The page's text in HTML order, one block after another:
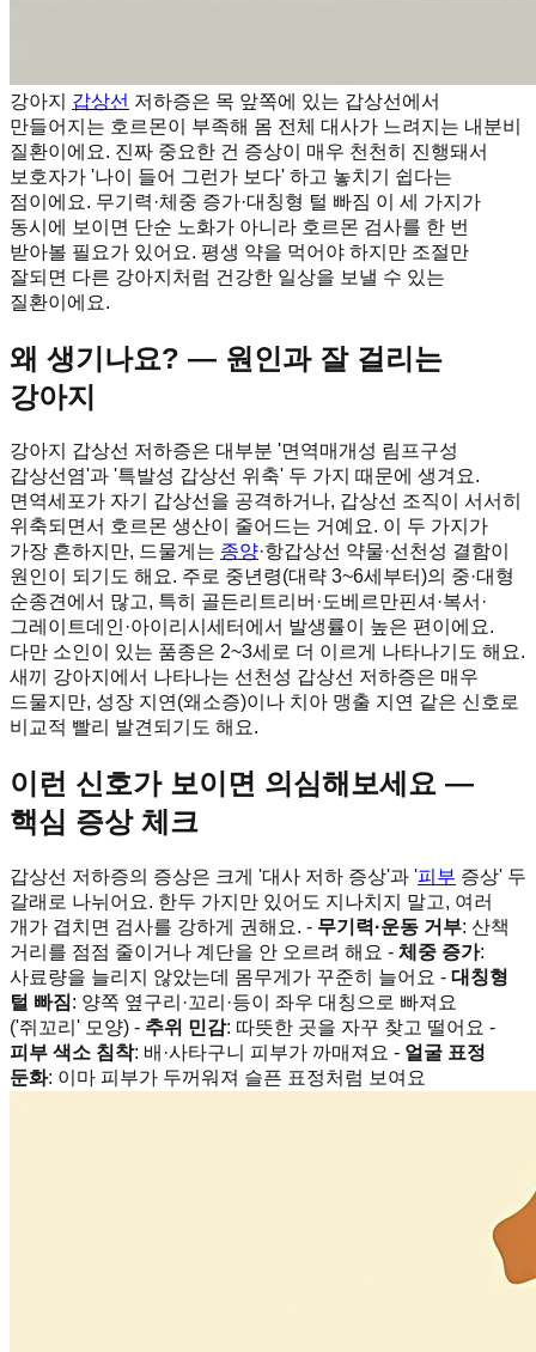
강아지 갑상선 저하증은 목 앞쪽에 있는 갑상선에서
만들어지는 호르몬이 부족해 몸 전체 대사가 느려지는 내분비
질환이에요. 진짜 중요한 건 증상이 매우 천천히 진행돼서
보호자가 '나이 들어 그런가 보다' 하고 놓치기 쉽다는
점이에요. 무기력·체중 증가·대칭형 털 빠짐 이 세 가지가
동시에 보이면 단순 노화가 아니라 호르몬 검사를 한 번
받아볼 필요가 있어요. 평생 약을 먹어야 하지만 조절만
잘되면 다른 강아지처럼 건강한 일상을 보낼 수 있는
질환이에요.
왜 생기나요? — 원인과 잘 걸리는
강아지
강아지 갑상선 저하증은 대부분 '면역매개성 림프구성
갑상선염'과 '특발성 갑상선 위축' 두 가지 때문에 생겨요.
면역세포가 자기 갑상선을 공격하거나, 갑상선 조직이 서서히
위축되면서 호르몬 생산이 줄어드는 거예요. 이 두 가지가
가장 흔하지만, 드물게는 종양·항갑상선 약물·선천성 결함이
원인이 되기도 해요. 주로 중년령(대략 3~6세부터)의 중·대형
순종견에서 많고, 특히 골든리트리버·도베르만핀셔·복서·
그레이트데인·아이리시세터에서 발생률이 높은 편이에요.
다만 소인이 있는 품종은 2~3세로 더 이르게 나타나기도 해요.
새끼 강아지에서 나타나는 선천성 갑상선 저하증은 매우
드물지만, 성장 지연(왜소증)이나 치아 맹출 지연 같은 신호로
비교적 빨리 발견되기도 해요.
이런 신호가 보이면 의심해보세요 —
핵심 증상 체크
갑상선 저하증의 증상은 크게 '대사 저하 증상'과 '피부 증상' 두
갈래로 나뉘어요. 한두 가지만 있어도 지나치지 말고, 여러
개가 겹치면 검사를 강하게 권해요. - 무기력·운동 거부: 산책
거리를 점점 줄이거나 계단을 안 오르려 해요 - 체중 증가:
사료량을 늘리지 않았는데 몸무게가 꾸준히 늘어요 - 대칭형
털 빠짐: 양쪽 옆구리·꼬리·등이 좌우 대칭으로 빠져요
('쥐꼬리' 모양) - 추위 민감: 따뜻한 곳을 자꾸 찾고 떨어요 -
피부 색소 침착: 배·사타구니 피부가 까매져요 - 얼굴 표정
둔화: 이마 피부가 두꺼워져 슬픈 표정처럼 보여요